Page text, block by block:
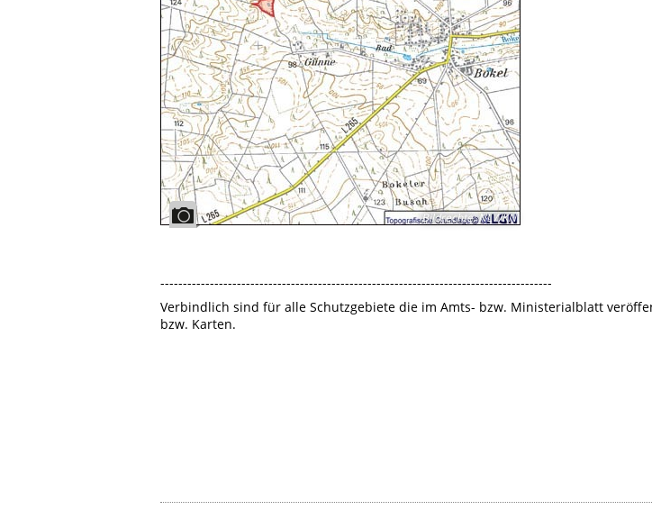
Bildrechte:NLWKN
---------------------------------------------------------------------------------------
Verbindlich sind für alle Schutzgebiete die im Amts- bzw. Ministerialblatt
bzw. Karten.